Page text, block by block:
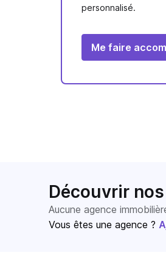
personnalisé.
Me faire
Découvrir nos
Aucune agence
Vous êtes une agence ?